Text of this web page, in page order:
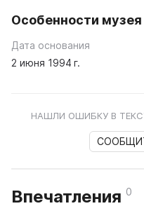
Особенности музея
Дата основания
2 июня 1994 г.
НАШЛИ ОШИБКУ В
Впечатления 0